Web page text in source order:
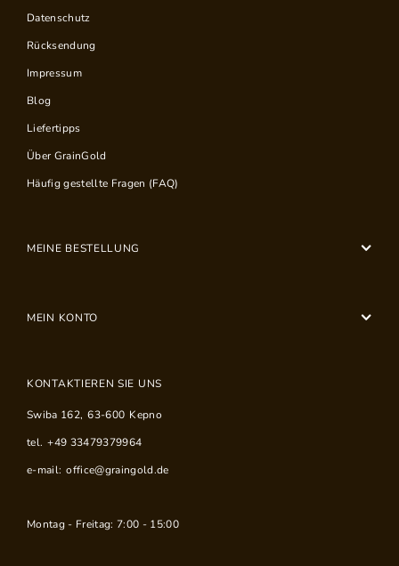
Datenschutz
Rücksendung
Impressum
Blog
Liefertipps
Über GrainGold
Häufig gestellte Fragen (FAQ)
MEINE BESTELLUNG
MEIN KONTO
KONTAKTIEREN SIE UNS
Swiba 162, 63-600 Kepno
tel. +49 33479379964
e-mail: office@graingold.de
Montag - Freitag: 7:00 - 15:00